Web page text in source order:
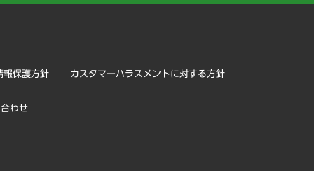
報保護方針 カスタマーハラスメントに対する方針
わせ